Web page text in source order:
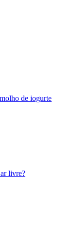
de iogurte
livre?